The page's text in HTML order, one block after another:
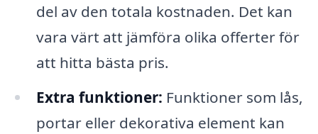
del av den totala kostnaden. Det kan
vara värt att jämföra olika offerter för
att hitta bästa pris.
Extra funktioner: Funktioner som lås,
portar eller dekorativa element kan